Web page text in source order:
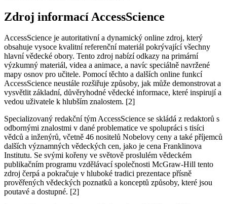
Zdroj informací AccessScience
AccessScience je autoritativní a dynamický online zdroj, který
obsahuje vysoce kvalitní referenční materiál pokrývající všechny
hlavní vědecké obory. Tento zdroj nabízí odkazy na primární
výzkumný materiál, videa a animace, a navíc speciálně navržené
mapy osnov pro učitele. Pomocí těchto a dalších online funkcí
AccessScience neustále rozšiřuje způsoby, jak může demonstrovat a
vysvětlit základní, důvěryhodné vědecké informace, které inspirují a
vedou uživatele k hlubším znalostem. [2]
Specializovaný redakční tým AccessScience se skládá z redaktorů s
odbornými znalostmi v dané problematice ve spolupráci s tisíci
vědců a inženýrů, včetně 46 nositelů Nobelovy ceny a také příjemců
dalších významných vědeckých cen, jako je cena Franklinova
Institutu. Se svými kořeny ve světově proslulém vědeckém
publikačním programu vzdělávací společnosti McGraw-Hill tento
zdroj čerpá a pokračuje v hluboké tradici prezentace přísně
prověřených vědeckých poznatků a konceptů způsoby, které jsou
poutavé a dostupné. [2]